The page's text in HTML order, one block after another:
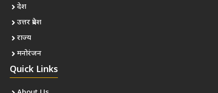
देश
उत्तर प्रदेश
राज्य
मनोरंजन
Quick Links